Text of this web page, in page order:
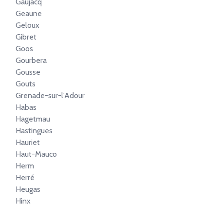
Geaune
Geloux
Gibret
Goos
Gourbera
Gousse
Gouts
Grenade-sur-l'Adour
Habas
Hagetmau
Hastingues
Hauriet
Haut-Mauco
Herm
Herré
Heugas
Hinx